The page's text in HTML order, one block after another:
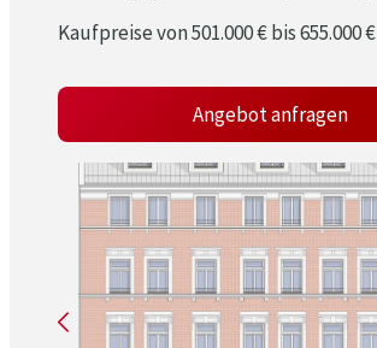
Kaufpreise von 501.000 € bis 655.000 €
Angebot anfragen